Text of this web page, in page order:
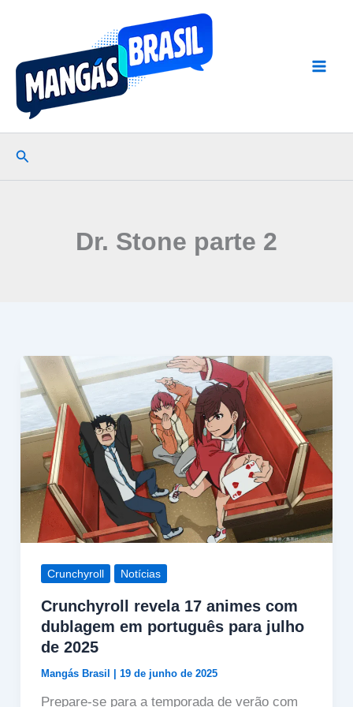
conteúdo
Pesquisar
Dr. Stone parte 2
Crunchyroll Notícias
Crunchyroll revela 17 animes com
dublagem em português para julho
de 2025
Mangás Brasil 19 de junho de 2025
Prepare-se para a temporada de verão com